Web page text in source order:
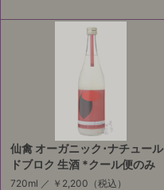
仙禽 オーガニック･ナチュール
ドブロク 生酒 *クール便のみ
720ml ／ ￥2,200 （税込）